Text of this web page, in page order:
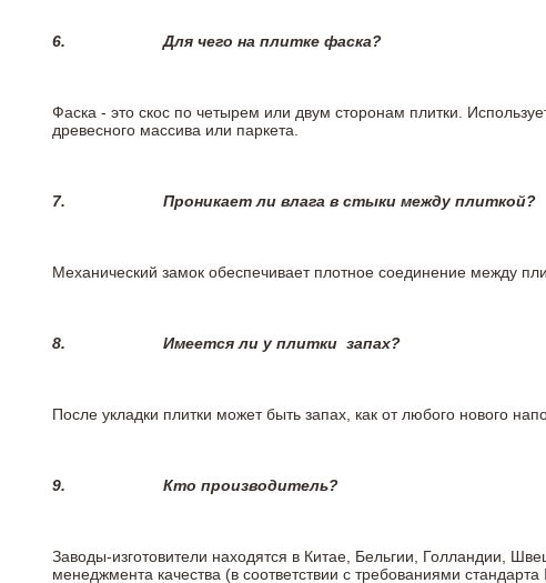
6.Для чего на плитке фаска?
Фаска - это скос по четырем или двум сторонам плитки.
древесного массива или паркета.
7. Проникает ли влага в стыки между плиткой?
Механический замок обеспечивает плотное соединение между
8. Имеется ли у плитки запах?
После укладки плитки может быть запах, как от любого нового
9. Кто производитель?
Заводы-изготовители находятся в Китае, Бельгии, Голландии,
менеджмента качества (в соответствии с требованиями